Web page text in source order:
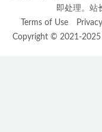
即处理。站
Terms of Use
Copyright © 2021-2025